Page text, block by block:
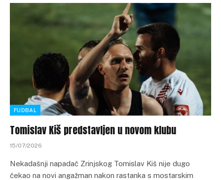
FUDBAL
Tomislav Kiš predstavljen u novom klubu
15/07/2026
Nekadašnji napadač Zrinjskog Tomislav Kiš nije dugo
čekao na novi angažman nakon rastanka s mostarskim